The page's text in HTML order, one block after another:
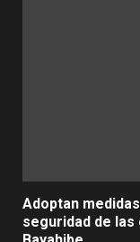
Adoptan
seguridad de